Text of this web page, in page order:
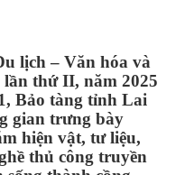
lịch – Văn hóa và
thứ II, năm 2025
Bảo tàng tỉnh Lai
gian trưng bày
hiện vật, tư liệu,
thủ công truyền